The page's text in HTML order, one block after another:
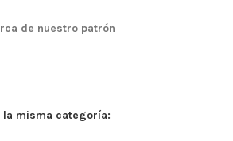
de nuestro patrón
misma categoría: